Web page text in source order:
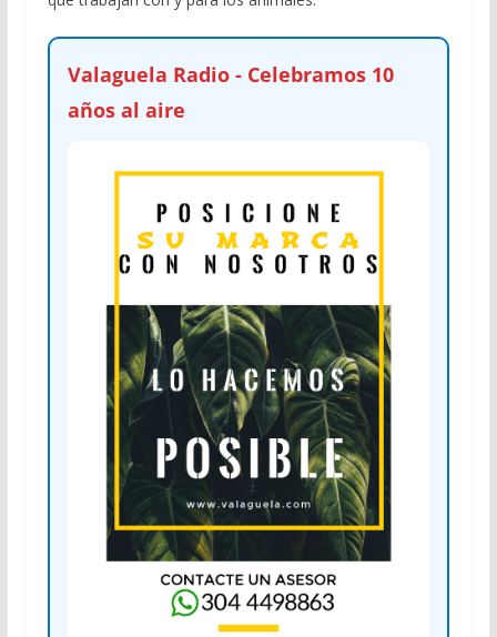
Valaguela Radio - Celebramos 10
años al aire